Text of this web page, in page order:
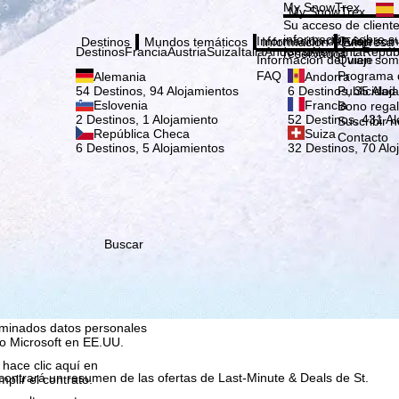
nosotros, TravelTrex
utilizando
datos personales
en EE.UU.
clic aquí en
el contrato.
My SnowTrex
My SnowTrex
Su acceso de
información sobre
reservados.
Destinos
DestinosFranciaAustriaSuizaItaliaAndorraAlemania
Alemania
54 Destinos, 94 Alojamientos
Andorra
6 Destinos, 35
Eslovenia
2 Destinos, 1 Alojamiento
Francia
52 Destinos, 431
República Checa
6 Destinos, 5 Alojamientos
Suiza
32 Destinos, 70
Mundos temáticos Información
Información del viaje
Información del viaje
FAQ
Empresa
Quien
Quien
Programa
Bono
Suscribir
Contacto
Buscar
un resumen de las ofertas de Last-Minute & Deals de St.